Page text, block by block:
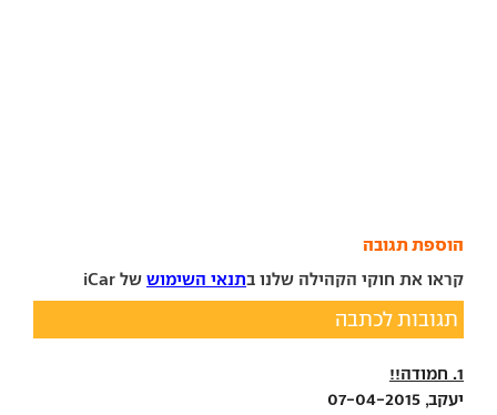
הוספת תגובה
קראו את חוקי הקהילה שלנו בתנאי השימוש של iCar
תגובות לכתבה
1. חמודה!!
יעקב, 07-04-2015